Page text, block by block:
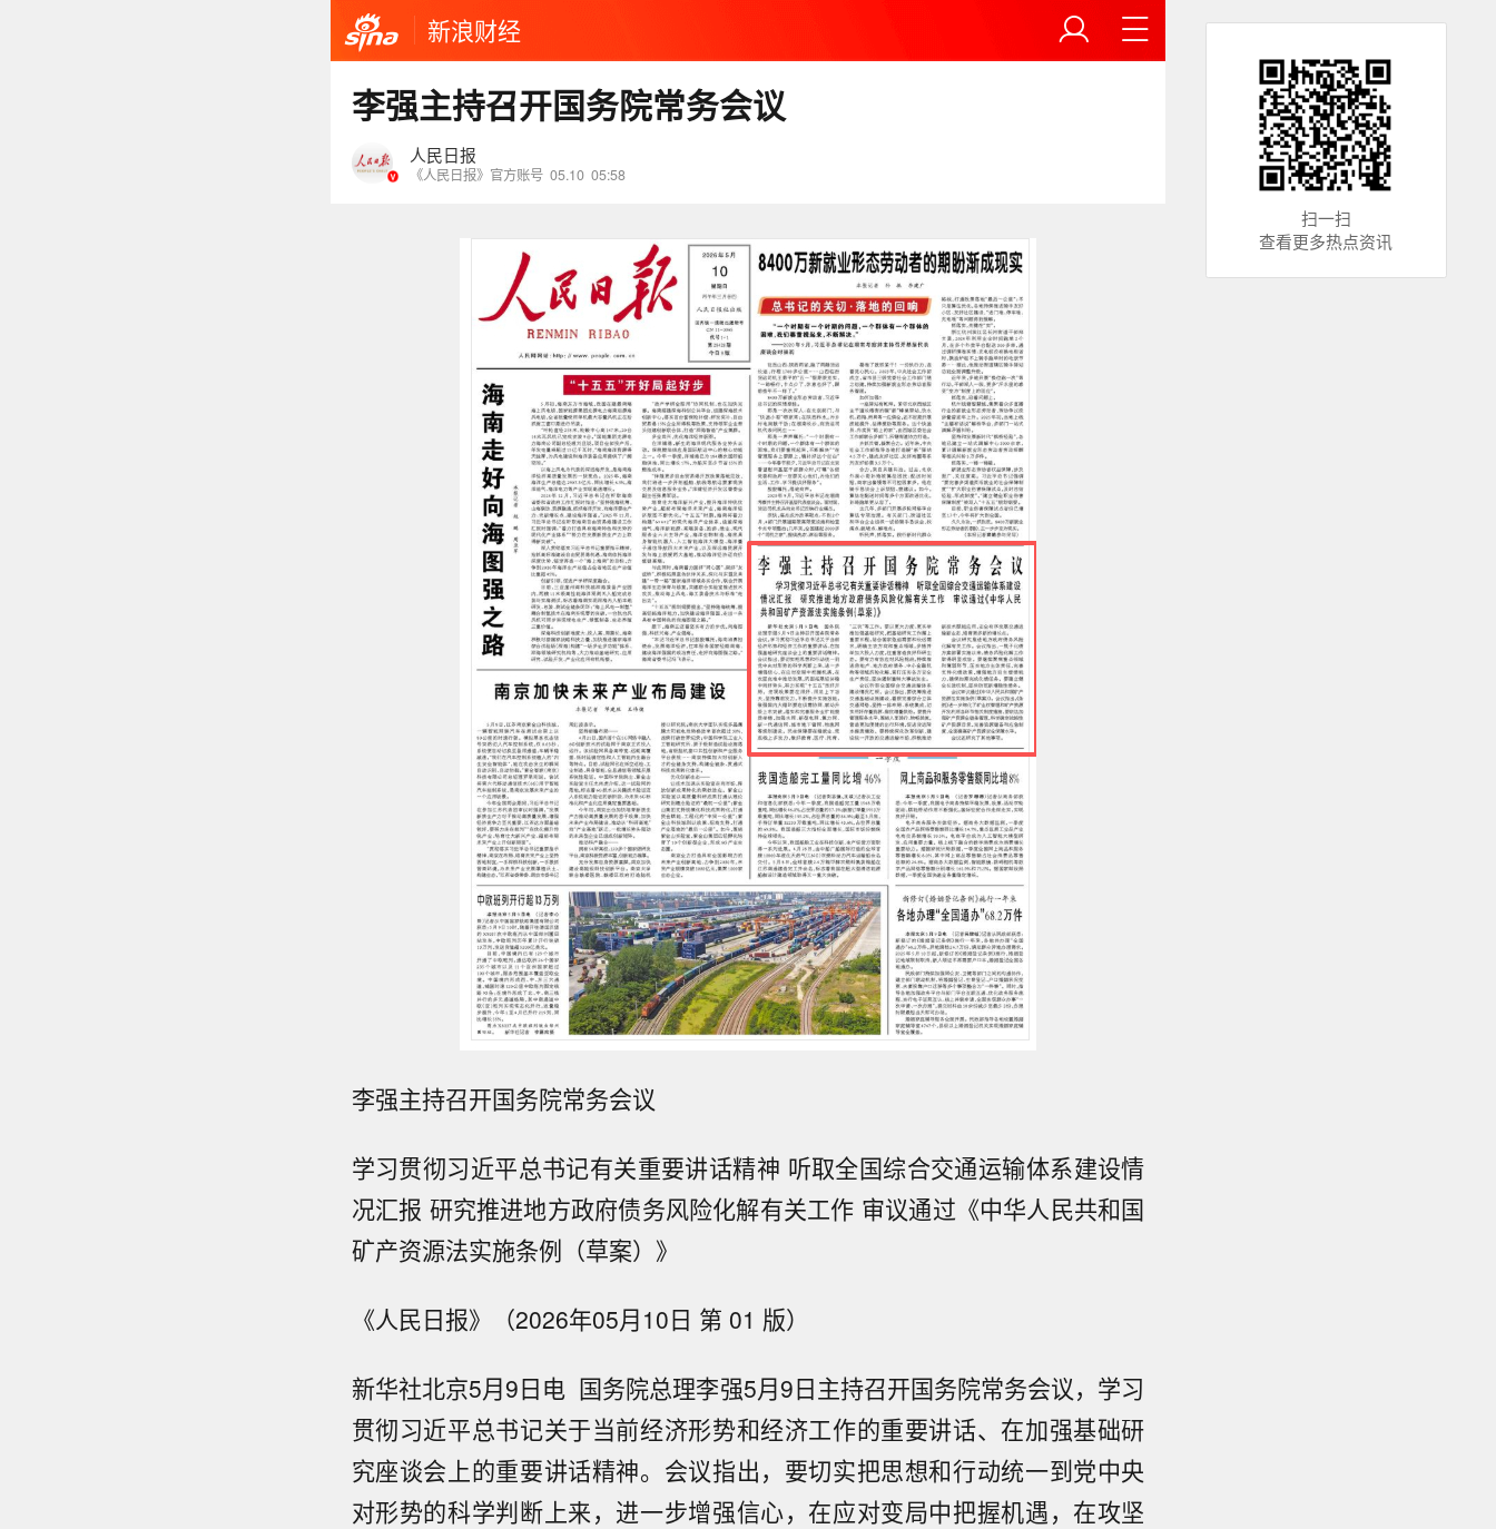
新浪财经
李强主持召开国务院常务会议
人民日报
《人民日报》官方账号 05.10 05:58
李强主持召开国务院常务会议
学习贯彻习近平总书记有关重要讲话精神 听取全国综合交通运输体系建设情
况汇报 研究推进地方政府债务风险化解有关工作 审议通过《中华人民共和国
矿产资源法实施条例（草案）》
《人民日报》（2026年05月10日 第 01 版）
新华社北京5月9日电 国务院总理李强5月9日主持召开国务院常务会议，学习
贯彻习近平总书记关于当前经济形势和经济工作的重要讲话、在加强基础研
究座谈会上的重要讲话精神。会议指出，要切实把思想和行动统一到党中央
对形势的科学判断上来，进一步增强信心，在应对变局中把握机遇，在攻坚
扫一扫
查看更多热点资讯